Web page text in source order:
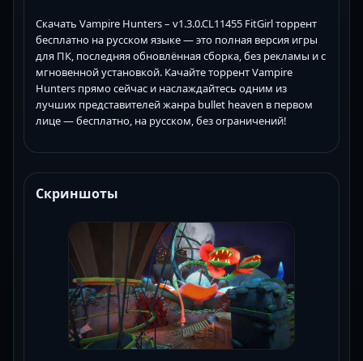
Скачать Vampire Hunters – v1.3.0.CL11455 FitGirl торрент
бесплатно на русском языке — это полная версия игры
для ПК, последняя обновлённая сборка, без рекламы и с
мгновенной установкой. Качайте торрент Vampire
Hunters прямо сейчас и наслаждайтесь одним из
лучших представителей жанра bullet heaven в первом
лице — бесплатно, на русском, без ограничений!
Скриншоты